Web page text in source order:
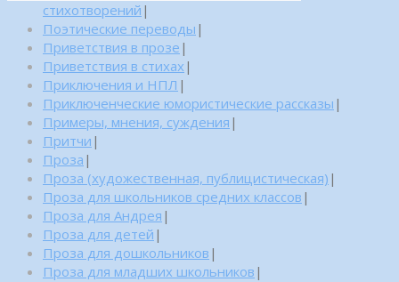
стихотворений |
Поэтические переводы |
Приветствия в прозе |
Приветствия в стихах |
Приключения и НПЛ |
Приключенческие юмористические рассказы |
Примеры, мнения, суждения |
Притчи |
Проза |
Проза (художественная, публицистическая) |
Проза для школьников средних классов |
Проза для Андрея |
Проза для детей |
Проза для дошкольников |
Проза для младших школьников |